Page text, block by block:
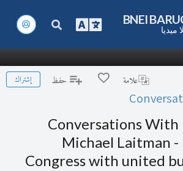
BNEI
ميديا
علامة حفظ إشتراك
Conversations With
Michael Laitman
Congress with united